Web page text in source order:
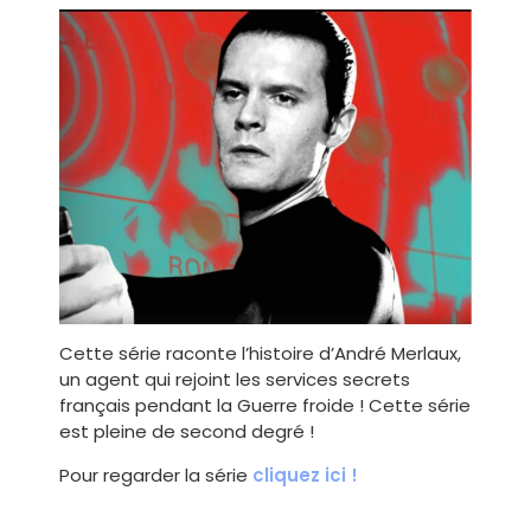
Cette série raconte l’histoire d’André Merlaux,
un agent qui rejoint les services secrets
français pendant la Guerre froide ! Cette série
est pleine de second degré !
Pour regarder la série cliquez ici !